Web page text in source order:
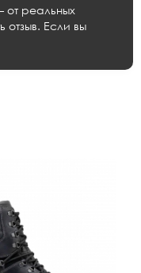
от реальных
отзыв. Если вы